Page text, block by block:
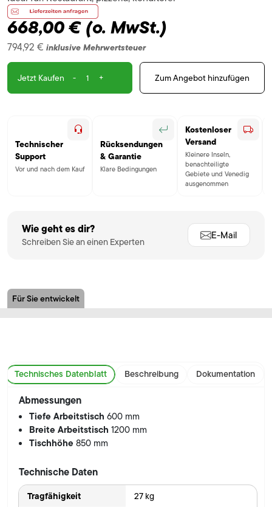
668,00 €(o. MwSt.)
794,92 € inklusive Mehrwertsteuer
Jetzt Kaufen - + Zum Angebot hinzufügen
Technischer
Support
Vor und nach dem Kauf
Rücksendungen
& Garantie
Klare Bedingungen
Kostenloser
Versand
Kleinere Inseln,
benachteiligte
Gebiete und Venedig
ausgenommen
Wie geht es dir?
Schreiben Sie an einen Experten
E-Mail
Für Sie entwickelt
Technisches Datenblatt Beschreibung Dokumentation
Abmessungen
Tiefe Arbeitstisch600 mm
Breite Arbeitstisch1200 mm
Tischhöhe850 mm
Technische Daten
Tragfähigkeit 27 kg